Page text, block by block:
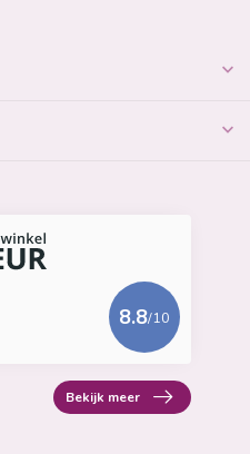
8.8/10
Bekijk meer